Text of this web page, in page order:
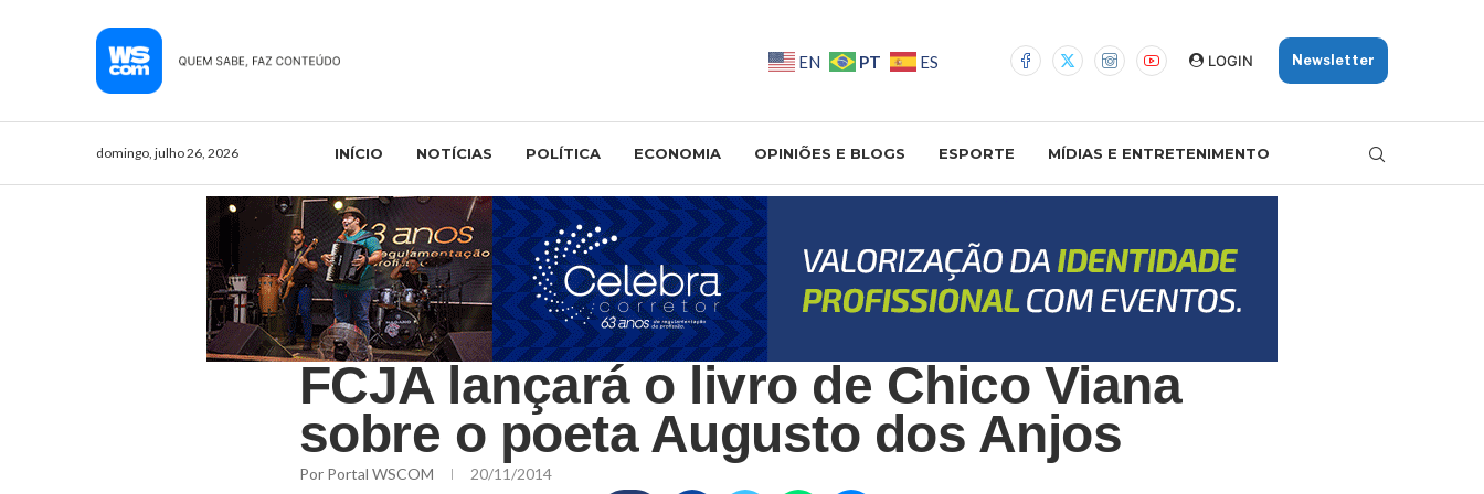
EN PT ES LOGIN Newsletter
domingo, julho 26, 2026 INÍCIO NOTÍCIAS POLÍTICA ECONOMIA OPINIÕES E BLOGS ESPORTE MÍDIAS E ENTRETENIMENTO
FCJA lançará o livro de Chico Viana
sobre o poeta Augusto dos Anjos
Por Portal WSCOM 20/11/2014